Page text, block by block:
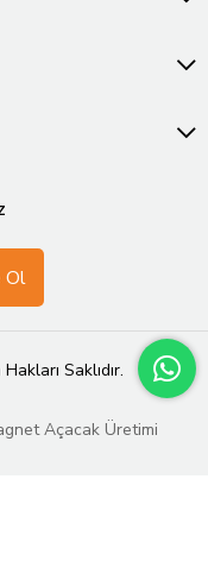
Ol
Saklıdır.
Açacak Üretimi